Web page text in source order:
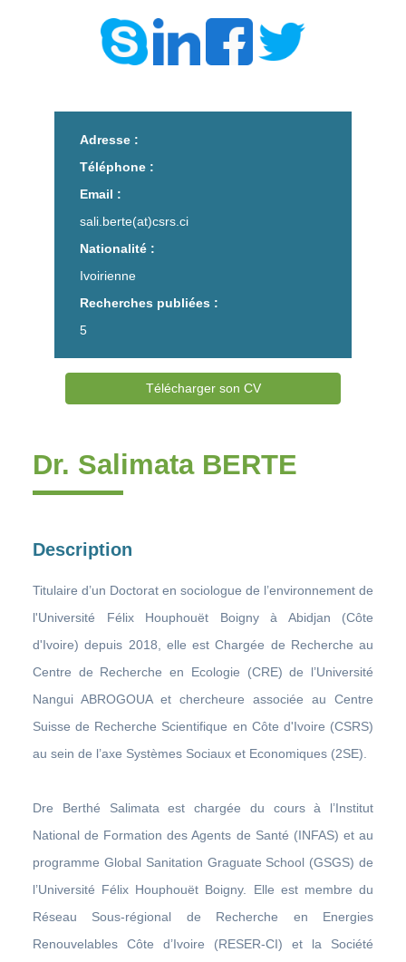
Adresse :
Téléphone :
Email :
sali.berte(at)csrs.ci
Nationalité :
Ivoirienne
Recherches publiées :
5
Télécharger son CV
Dr. Salimata BERTE
Description
Titulaire d’un Doctorat en sociologue de l’environnement de
l'Université Félix Houphouët Boigny à Abidjan (Côte
d'Ivoire) depuis 2018, elle est Chargée de Recherche au
Centre de Recherche en Ecologie (CRE) de l’Université
Nangui ABROGOUA et chercheure associée au Centre
Suisse de Recherche Scientifique en Côte d'Ivoire (CSRS)
au sein de l’axe Systèmes Sociaux et Economiques (2SE).
Dre Berthé Salimata est chargée du cours à l’Institut
National de Formation des Agents de Santé (INFAS) et au
programme Global Sanitation Graguate School (GSGS) de
l’Université Félix Houphouët Boigny. Elle est membre du
Réseau Sous-régional de Recherche en Energies
Renouvelables Côte d’Ivoire (RESER-CI) et la Société